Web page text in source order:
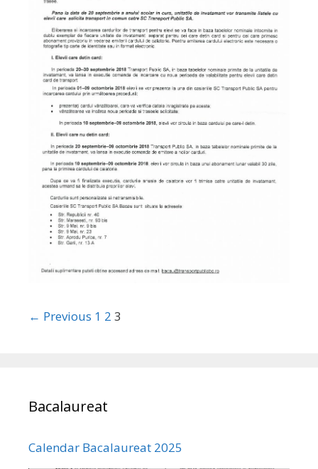
← Previous 1 2 3
Bacalaureat
Calendar Bacalaureat 2025